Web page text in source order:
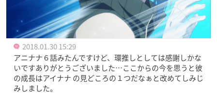
2018.01.30 15:29
アニナナ６話みたんですけど、環推しとしては感謝しかな
いですありがとうございました…ここからの今を思うと彼
の成長はアイナナ の見どころの１つだなぁと改めてしみじ
みしました。